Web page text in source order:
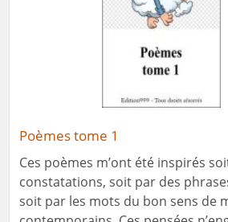
Poèmes tome 1
Ces poèmes m’ont été inspirés
constatations, soit par des
soit par les mots du bon sens de